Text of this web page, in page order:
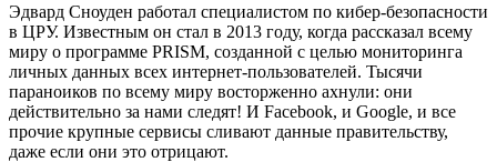
Эдвард Сноуден работал специалистом по кибер-безопасности
в ЦРУ. Известным он стал в 2013 году, когда рассказал всему
миру о программе PRISM, созданной с целью мониторинга
личных данных всех интернет-пользователей. Тысячи
параноиков по всему миру восторженно ахнули: они
действительно за нами следят! И Facebook, и Google, и все
прочие крупные сервисы сливают данные правительству,
даже если они это отрицают.